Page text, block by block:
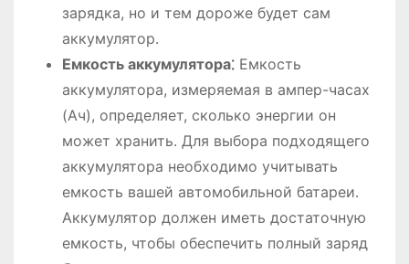
зарядка, но и тем дороже будет сам
аккумулятор․
Емкость аккумулятора⁚Емкость
аккумулятора, измеряемая в ампер-часах
(Ач), определяет, сколько энергии он
может хранить․ Для выбора подходящего
аккумулятора необходимо учитывать
емкость вашей автомобильной батареи․
Аккумулятор должен иметь достаточную
емкость, чтобы обеспечить полный заряд